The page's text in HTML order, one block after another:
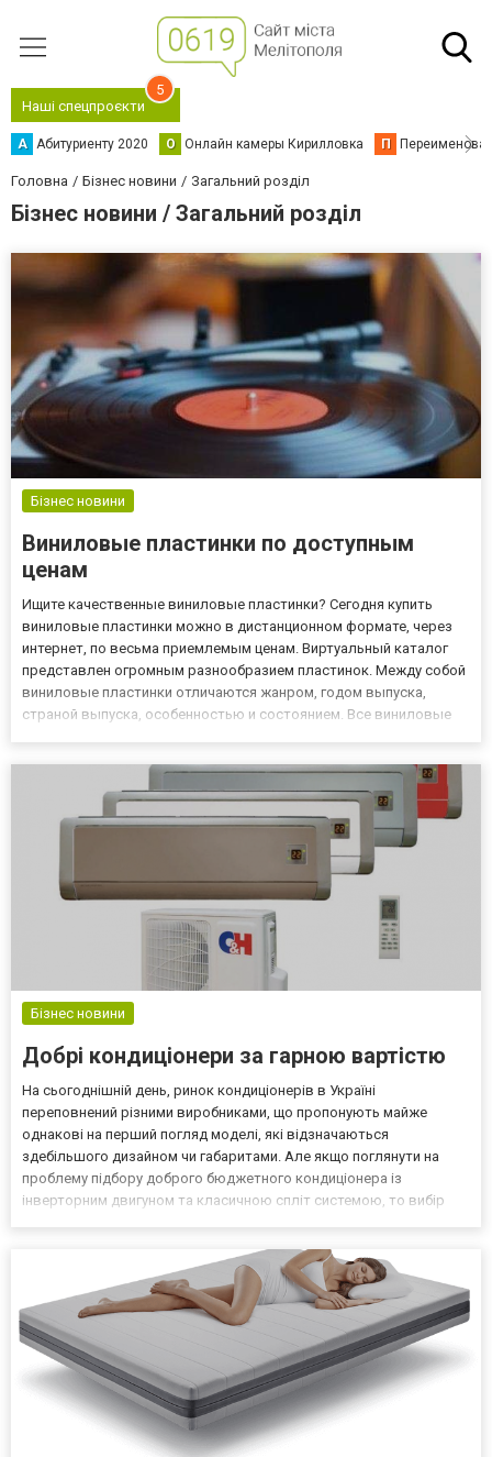
Наші спецпроєкти
5
А Абитуриенту 2020 О Онлайн камеры Кирилловка П
Головна Бізнес новини Загальний розділ
Бізнес новини / Загальний розділ
Бізнес новини
Виниловые пластинки по доступным
ценам
Ищите качественные виниловые пластинки? Сегодня купить
виниловые пластинки можно в дистанционном формате, через
интернет, по весьма приемлемым ценам. Виртуальный каталог
представлен огромным разнообразием пластинок. Между собой
виниловые пластинки отличаются жанром, годом выпуска,
страной выпуска, особенностью и состоянием. Все виниловые
Бізнес новини
Добрі кондиціонери за гарною вартістю
На сьогоднішній день, ринок кондиціонерів в Україні
переповнений різними виробниками, що пропонують майже
однакові на перший погляд моделі, які відзначаються
здебільшого дизайном чи габаритами. Але якщо поглянути на
проблему підбору доброго бюджетного кондиціонера із
інверторним двигуном та класичною спліт системою, то вибір